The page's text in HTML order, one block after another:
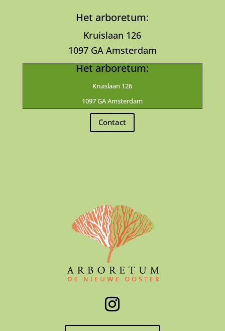
Het arboretum:
Kruislaan 126
1097 GA Amsterdam
Het arboretum:
Kruislaan 126
1097 GA Amsterdam
Contact